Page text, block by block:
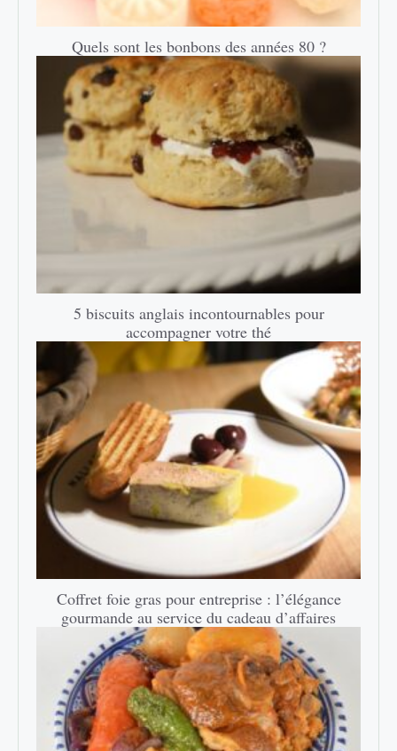
Quels sont les bonbons des années 80 ?
5 biscuits anglais incontournables pour
accompagner votre thé
Coffret foie gras pour entreprise : l’élégance
gourmande au service du cadeau d’affaires